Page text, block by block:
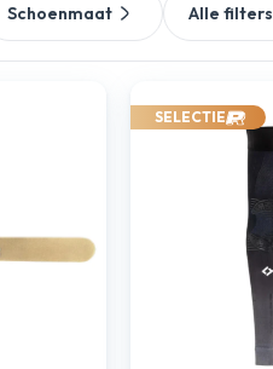
SELECTIE
Schoenmaat Alle filters